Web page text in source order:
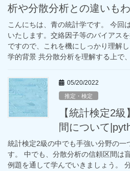
析や分散分析との違いも
こんにちは、青の統計学です。 今回
いたします。交絡因子等のバイアス
ですので、これを機にしっかり理解
学的背景 共分散分析を理解する上で
05/20/2022
推定・検定
【統計検定2
間について
統計検定2級の中でも手強い分野の一
す。 中でも、分散分析の信頼区間は
例題を通して学んでいきましょう。